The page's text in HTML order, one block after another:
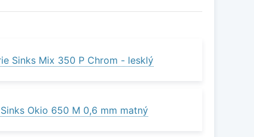
Sinks Mix 350 P Chrom - lesklý
Okio 650 M 0,6 mm matný